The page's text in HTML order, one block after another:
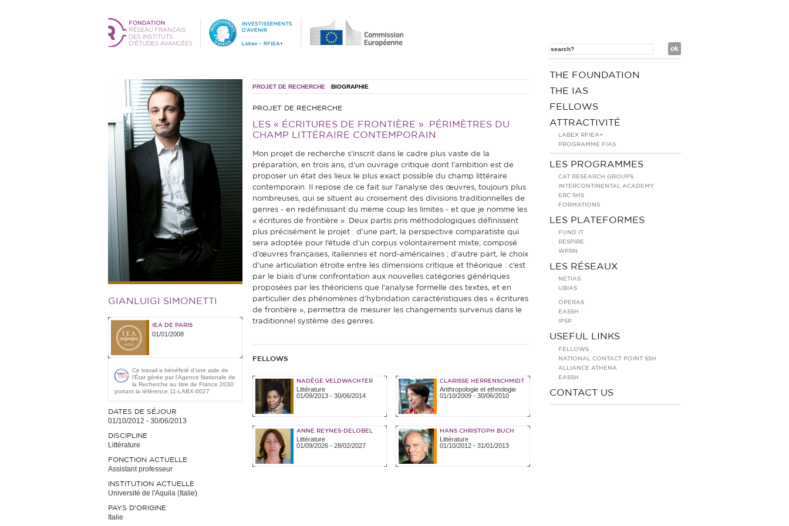
GIANLUIGI SIMONETTI
IEA DE PARIS
01/01/2008
Ce travail a bénéficié d'une aide de
l’État gérée par l'Agence Nationale de
la Recherche au titre de France 2030
portant la référence 11-LABX-0027
DATES DE SÉJOUR
01/10/2012 - 30/06/2013
DISCIPLINE
Littérature
FONCTION ACTUELLE
Assistant professeur
INSTITUTION ACTUELLE
Université de l'Aquila (Italie)
PAYS D'ORIGINE
Italie
PROJET DE RECHERCHE BIOGRAPHIE
PROJET DE RECHERCHE
LES « ÉCRITURES DE FRONTIÈRE ». PÉRIMÈTRES DU
CHAMP LITTÉRAIRE CONTEMPORAIN
Mon projet de recherche s’inscrit dans le cadre plus vaste de la
préparation, en trois ans, d’un ouvrage critique dont l’ambition est de
proposer un état des lieux le plus exact possible du champ littéraire
contemporain. Il repose de ce fait sur l'analyse des œuvres, toujours plus
nombreuses, qui se situent au croisement des divisions traditionnelles de
genres - en redéfinissant du même coup les limites - et que je nomme les
« écritures de frontière ». Deux partis pris méthodologiques définissent
plus précisément le projet : d’une part, la perspective comparatiste qui
sera adoptée pour l’étude d’un corpus volontairement mixte, composé
d’œuvres françaises, italiennes et nord-américaines ; d’autre part, le choix
d’une articulation étroite entre les dimensions critique et théorique : c’est
par le biais d’une confrontation aux nouvelles catégories génériques
proposées par les théoriciens que l’analyse formelle des textes, et en
particulier des phénomènes d’hybridation caractéristiques des « écritures
de frontière », permettra de mesurer les changements survenus dans le
traditionnel système des genres.
FELLOWS
NADÈGE VELDWACHTER
Littérature
01/09/2013- 30/06/2014
CLARISSE HERRENSCHMIDT
Anthropologie et ethnologie
01/10/2009- 30/06/2010
ANNE REYNES-DELOBEL
Littérature
01/09/2026- 28/02/2027
HANS CHRISTOPH BUCH
Littérature
01/10/2012- 31/01/2013
THE FOUNDATION
THE IAS
FELLOWS
ATTRACTIVITÉ
LABEX RFIEA+
PROGRAMME FIAS
LES PROGRAMMES
CAT RESEARCH GROUPS
INTERCONTINENTAL ACADEMY
ERC SHS
FORMATIONS
LES PLATEFORMES
FUND IT
RESPIRE
WPRN
LES RÉSEAUX
NETIAS
UBIAS
OPERAS
EASSH
IPSP
USEFUL LINKS
FELLOWS
NATIONAL CONTACT POINT SSH
ALLIANCE ATHENA
EASSH
CONTACT US